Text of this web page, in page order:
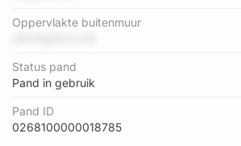
Oppervlakte buitenmuur
Status pand
Pand in gebruik
Pand ID
0268100000018785